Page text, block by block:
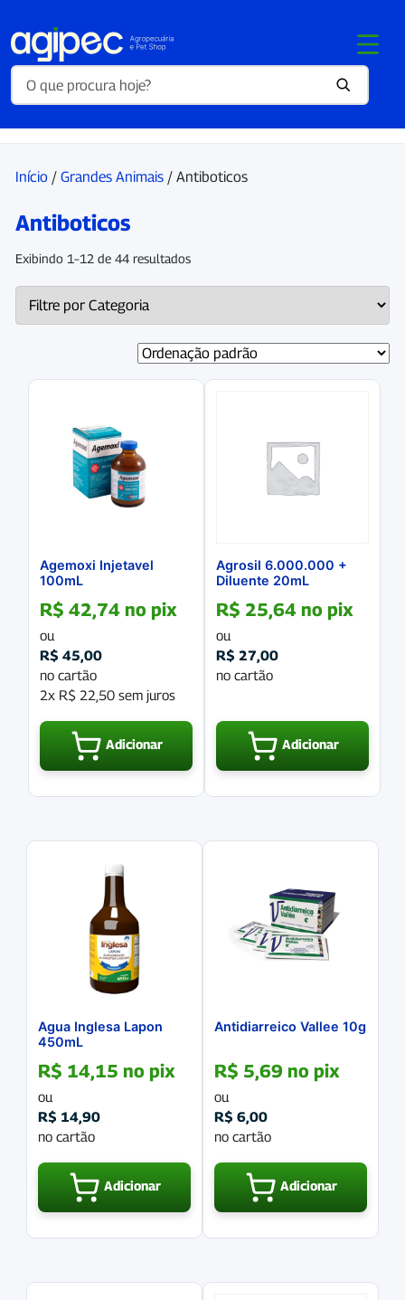
Início / Grandes Animais / Antiboticos
Antiboticos
Exibindo 1–12 de 44 resultados
Agemoxi Injetavel
100mL
R$ 42,74 no pix
ou
R$ 45,00
no cartão
2x R$ 22,50 sem juros
Adicionar
Agrosil 6.000.000 +
Diluente 20mL
R$ 25,64 no pix
ou
R$ 27,00
no cartão
Adicionar
Agua Inglesa Lapon
450mL
R$ 14,15 no pix
ou
R$ 14,90
no cartão
Adicionar
Antidiarreico Vallee 10g
R$ 5,69 no pix
ou
R$ 6,00
no cartão
Adicionar